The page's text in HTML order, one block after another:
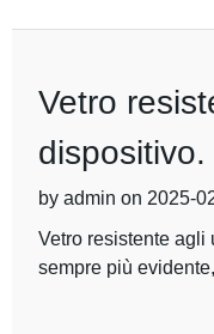
Vetro
dispositivo.
by admin on 2025-
Vetro resistente agli
sempre più